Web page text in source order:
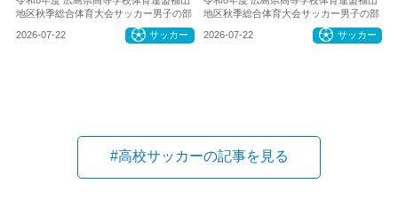
地区秋季総合体育大会サッカー男子の部
2026-07-22 サッカー
地区秋季総合体育大会サッカー男子の部
2026-07-22 サッカー
#高校サッカーの記事を見る